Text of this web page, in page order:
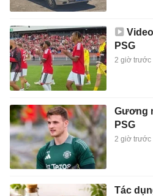
PSG
2 giờ trước
Gương
PSG
2 giờ trước
Tác